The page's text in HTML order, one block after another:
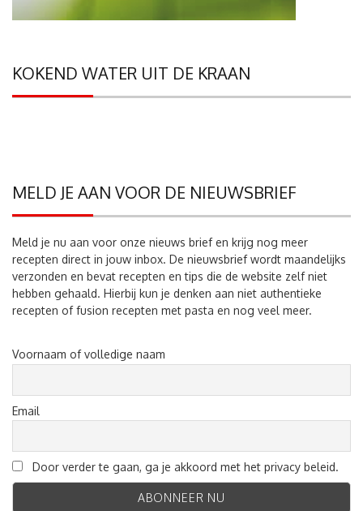
KOKEND WATER UIT DE KRAAN
MELD JE AAN VOOR DE NIEUWSBRIEF
Meld je nu aan voor onze nieuws brief en krijg nog meer
recepten direct in jouw inbox. De nieuwsbrief wordt maandelijks
verzonden en bevat recepten en tips die de website zelf niet
hebben gehaald. Hierbij kun je denken aan niet authentieke
recepten of fusion recepten met pasta en nog veel meer.
Voornaam of volledige naam
Email
Door verder te gaan, ga je akkoord met het privacy beleid.